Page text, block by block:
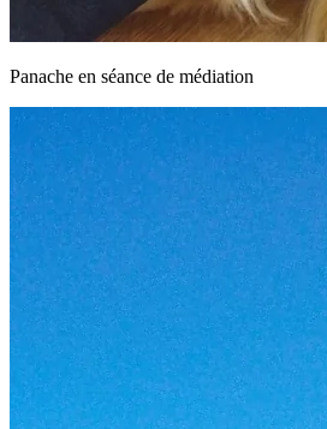
Panache en séance de médiation